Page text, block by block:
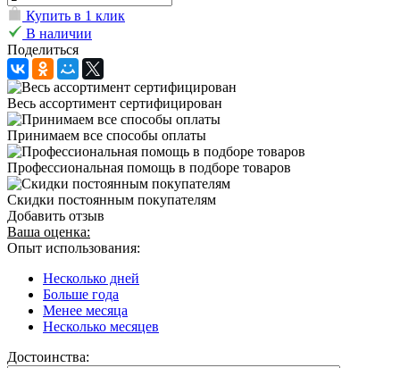
Купить в 1 клик
В наличии
Поделиться
Весь ассортимент сертифицирован
Принимаем все способы оплаты
Профессиональная помощь в подборе товаров
Скидки постоянным покупателям
Добавить отзыв
Ваша оценка:
Опыт использования:
Несколько дней
Больше года
Менее месяца
Несколько месяцев
Достоинства: